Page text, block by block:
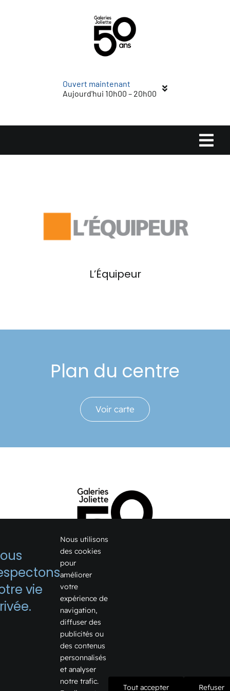
Ouvert maintenant
Aujourd'hui 10h00 – 20h00
Événements
L’Équipeur
Plan du centre
Voir carte
1075, boulevard Firestone
Joliette, Québec J6E 6X6
Voir sur Google Map →
Téléphone:
Courriel:info@galeriesjoliette.ca
vie
Nous utilisons
des cookies
pour
améliorer
votre
expérience de
navigation,
diffuser des
publicités ou
des contenus
personnalisés
et analyser
notre trafic.
Tout accepter Refuser